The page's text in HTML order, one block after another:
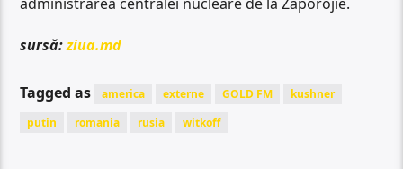
sursă:ziua.md
Tagged as america externe GOLD FM
kushner
putin
romania rusia witkoff